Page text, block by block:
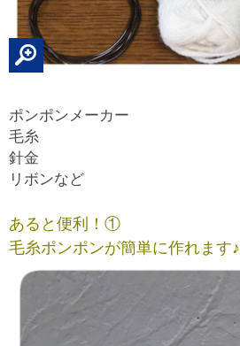
ポンポンメーカー
毛糸
針金
リボンなど
あると便利！①
毛糸ポンポンが簡単に作れます♪